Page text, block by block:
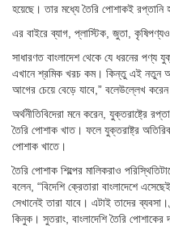
হয়েছে। তার মধ্যে তৈরি পোশাকই রপ্তানি
এর বাইরে ব্যাগ, প্লাস্টিক, জুতা, কৃষিপণ্যও
সাধারণত বাংলাদেশ থেকে যে ধরনের পণ্য
এখানে শ্রমিক খরচ কম। কিন্তু এই নতুন
আগের চেয়ে বেড়ে যাবে,” বলেউল্লেখ করেন
অর্থনীতিবিদেরা মনে করেন, যুক্তরাষ্ট্রে
তৈরি পোশাক খাত। ফলে যুক্তরাষ্ট্র
পোশাক খাতে।
তৈরি পোশাক শিল্পের মালিকরাও
বলেন, “বিদেশি ক্রেতারা বাংলাদেশে
সেখানেই তারা যাবে। এটাই তাদের
কিনুক। সুতরাং, বাংলাদেশি তৈরি পোশাকের